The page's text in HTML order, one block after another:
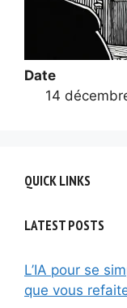
Date
14
QUICK LINKS
LATEST POSTS
L’IA pour se
que vous